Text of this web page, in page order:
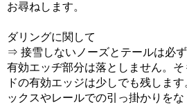
お尋ねします。
ダリングに関して
⇒ 接雪しないノーズとテールは必
有効エッヂ部分は落としません。
ドの有効エッジは少しでも残しま
ックスやレールでの引っ掛かりを